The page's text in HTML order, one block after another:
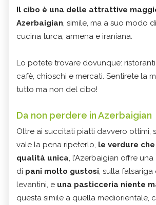
Il cibo è una delle attrattive
Azerbaigian, simile, ma a suo modo
cucina turca, armena e iraniana.
Lo potete trovare dovunque:
cafè, chioschi e mercati. Sentirete la
tutto ma non del cibo!
Da non perdere in Azerbaigian
Oltre ai succitati piatti davvero ottimi,
vale la pena ripeterlo, le verdure
qualità unica, l’Azerbaigian offre
di pani molto gustosi, sulla
levantini, e una pasticceria niente
questa simile a quella mediorientale,